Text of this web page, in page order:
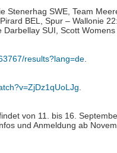
Stenerhag SWE, Team
BEL, Spur – Wallonie
SUI, Scott Womens
results?lang=de.
von 11. bis 16.
und Anmeldung ab